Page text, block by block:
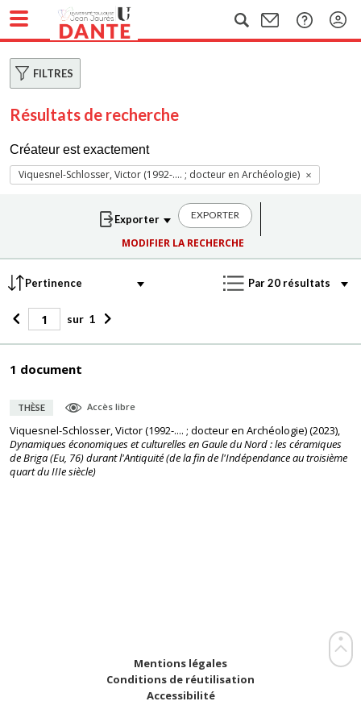
FILTRES
Résultats de recherche
Créateur est exactement
Viquesnel-Schlosser, Victor (1992-.... ; docteur en Archéologie)
EXPORTER
MODIFIER LA RECHERCHE
sur 1
1 document
THÈSE Accès libre
Viquesnel-Schlosser, Victor (1992-.... ; docteur en Archéologie)(2023),
Dynamiques économiques et culturelles en Gaule du Nord : les céramiques
de Briga (Eu, 76) durant l'Antiquité (de la fin de l'Indépendance au troisième
quart du IIIe siècle)
Mentions légales
Conditions de réutilisation
Accessibilité